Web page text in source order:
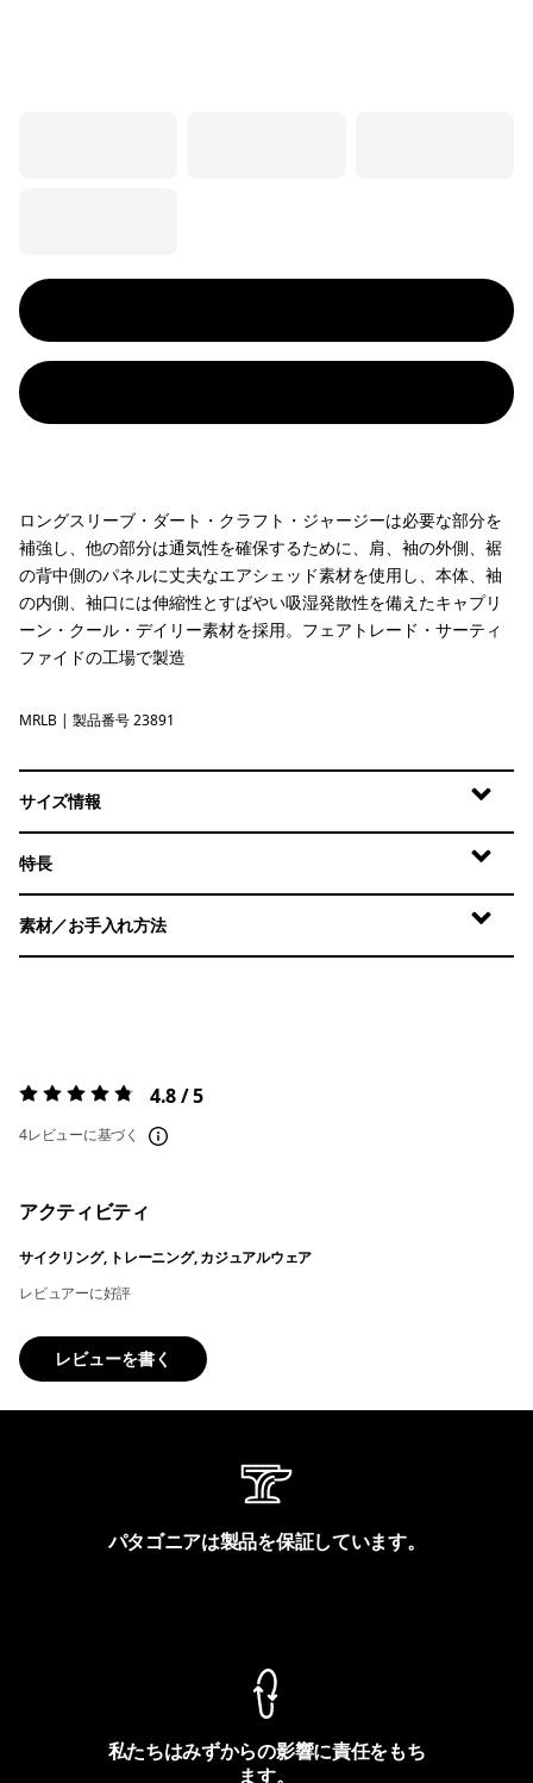
ロングスリーブ・ダート・クラフト・ジャージーは必要な部分を
補強し、他の部分は通気性を確保するために、肩、袖の外側、裾
の背中側のパネルに丈夫なエアシェッド素材を使用し、本体、袖
の内側、袖口には伸縮性とすばやい吸湿発散性を備えたキャプリ
ーン・クール・デイリー素材を採用。フェアトレード・サーティ
ファイドの工場で製造
Marlow Brown
MRLB | 製品番号 23891
サイズ情報
特長
素材／お手入れ方法
評価:4.8 / 5 4.8 / 5
4レビューに基づく
アクティビティ
サイクリング, トレーニング, カジュアルウェア
レビュアーに好評
レビューを書く
パタゴニアは製品を保証しています。
私たちはみずからの影響に責任をもち
ます。